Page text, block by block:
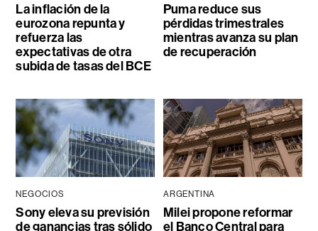
La inflación de la
eurozona repunta y
refuerza las
expectativas de otra
subida de tasas del BCE
Puma reduce sus
pérdidas trimestrales
mientras avanza su plan
de recuperación
NEGOCIOS
Sony eleva su previsión
de ganancias tras sólido
ARGENTINA
Milei propone reformar
el Banco Central para